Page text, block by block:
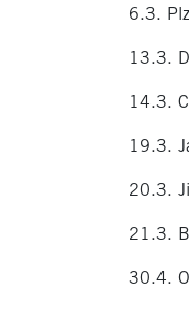
6.3.
13.3.
14.3.
19.3.
20.3.
21.3.
30.4.